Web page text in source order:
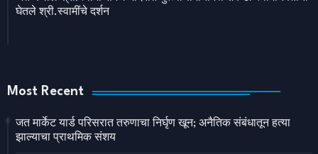
घेतले श्री.स्वामींचे दर्शन
Most Recent
जत मार्केट यार्ड परिसरात तरुणाचा निर्घृण खून; अनैतिक संबंधातून हत्या
झाल्याचा प्राथमिक संशय